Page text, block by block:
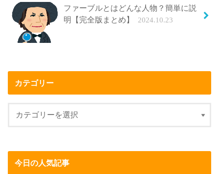
ファーブルとはどんな人物？簡単に説
明【完全版まとめ】
2024.10.23
カテゴリー
今日の人気記事